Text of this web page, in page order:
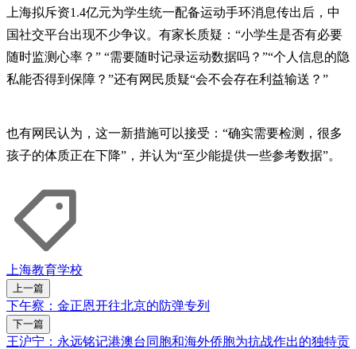
上海拟斥资1.4亿元为学生统一配备运动手环消息传出后，中
国社交平台出现不少争议。有家长质疑：“小学生是否有必要
随时监测心率？” “需要随时记录运动数据吗？”“个人信息的隐
私能否得到保障？”还有网民质疑“会不会存在利益输送？”
也有网民认为，这一新措施可以接受：“确实需要检测，很多
孩子的体质正在下降”，并认为“至少能提供一些参考数据”。
上海教育学校
上一篇
下午察：金正恩开往北京的防弹专列
下一篇
王沪宁：永远铭记港澳台同胞和海外侨胞为抗战作出的独特贡